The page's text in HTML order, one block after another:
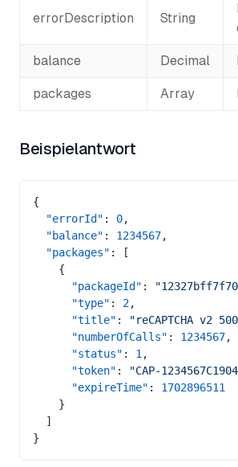
errorDescription String
balance Decimal
packages Array
Beispielantwort
{
  "errorId"
: 0,
  "balance"
: 1234567,
  "packages"
: [
    {
      "packageId"
:
      "type"
: 2,
      "title"
: "reCAPTCHA v2
      "numberOfCalls"
: 1234567,
      "status"
: 1 ,
      "token"
:
"CAP-
      "expireTime"
: 1702896511
    }
  ]
}